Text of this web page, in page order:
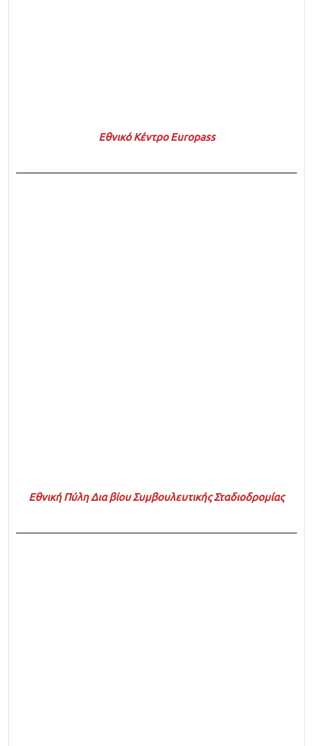
Εθνικό Κέντρο Europass
Εθνική Πύλη Δια βίου Συμβουλευτικής Σταδιοδρομίας